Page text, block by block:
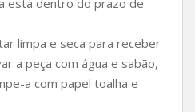
limpa e seca para receber
a peça com água e sabão,
a com papel toalha e